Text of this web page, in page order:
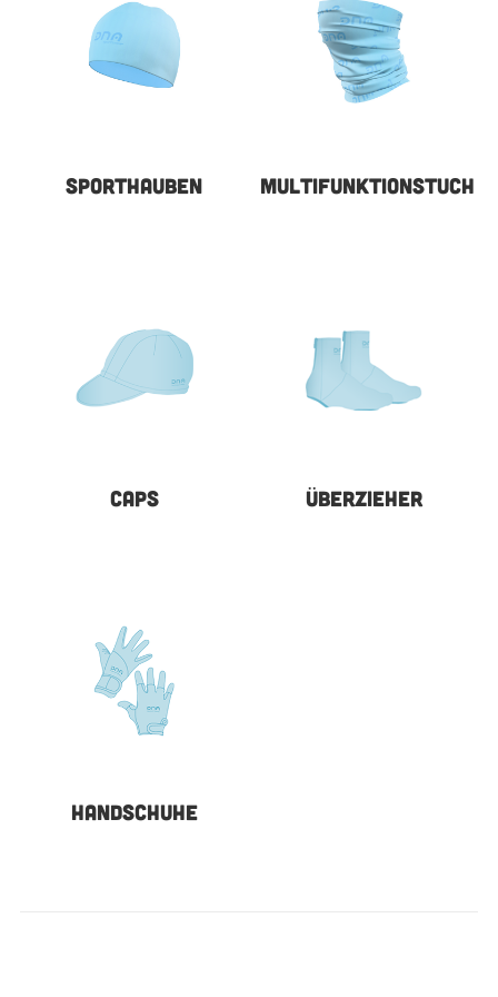
SPORTHAUBEN MULTIFUNKTIONSTUCH
CAPS ÜBERZIEHER
HANDSCHUHE